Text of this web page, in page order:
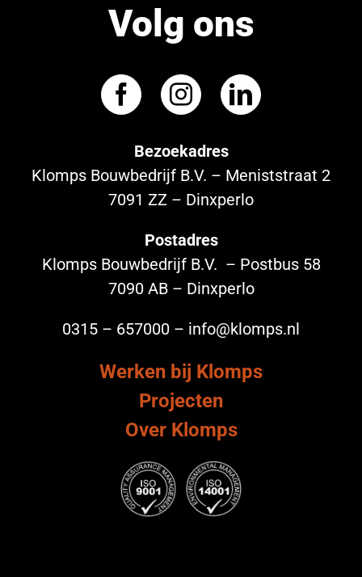
Volg ons
Bezoekadres
Klomps Bouwbedrijf B.V. – Meniststraat 2
7091 ZZ – Dinxperlo
Postadres
Klomps Bouwbedrijf B.V. – Postbus 58
7090 AB – Dinxperlo
0315 – 657000 – info@klomps.nl
Werken bij Klomps
Projecten
Over Klomps